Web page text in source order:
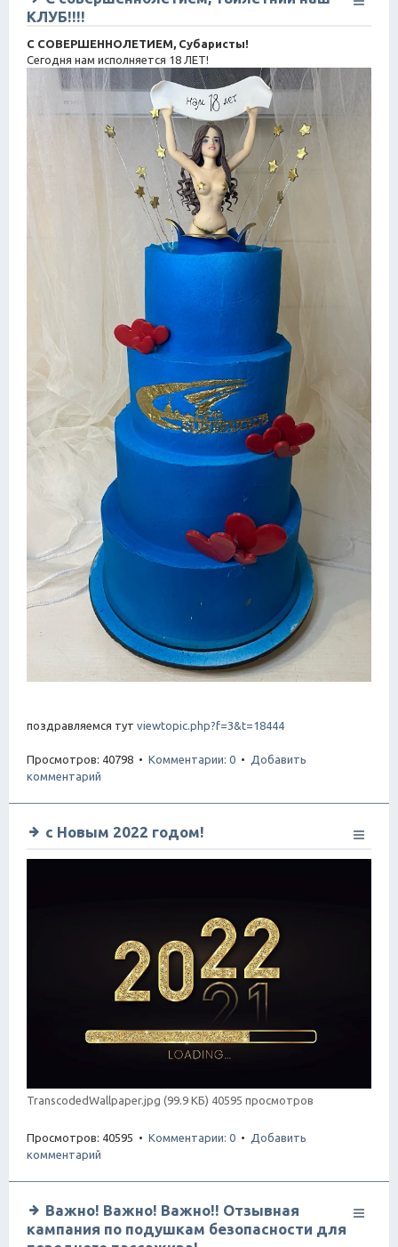
КЛУБ!!!!
С СОВЕРШЕННОЛЕТИЕМ, Субаристы!
Сегодня нам исполняется 18 ЛЕТ!
поздравляемся тут viewtopic.php?f=3&t=18444
Просмотров: 40798 • Комментарии: 0 •
Добавить
комментарий
с Новым 2022 годом!
TranscodedWallpaper.jpg (99.9 КБ) 40595 просмотров
Просмотров: 40595 • Комментарии: 0 •
Добавить
комментарий
Важно! Важно! Важно!! Отзывная
кампания по подушкам безопасности для